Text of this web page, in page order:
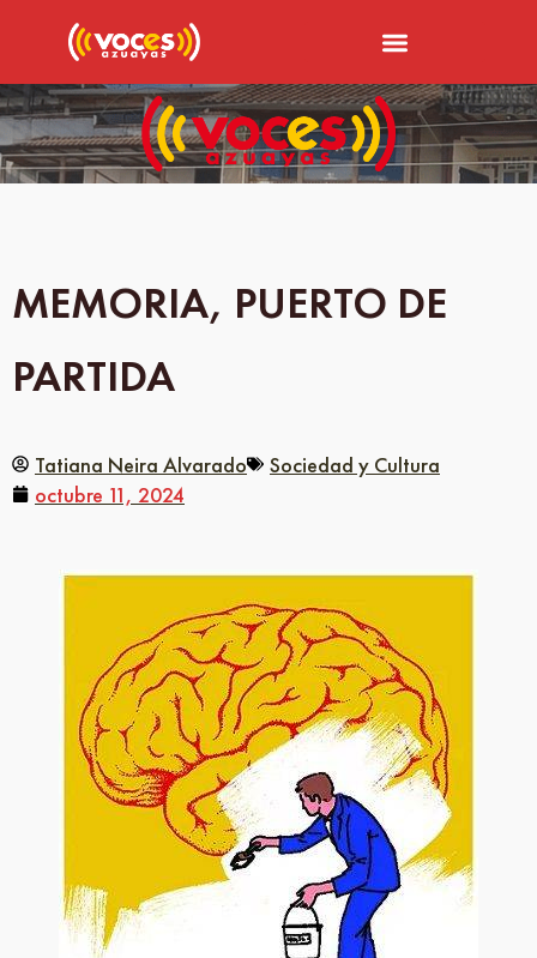
MEMORIA, PUERTO DE
PARTIDA
Tatiana Neira Alvarado
Sociedad y Cultura
octubre 11, 2024